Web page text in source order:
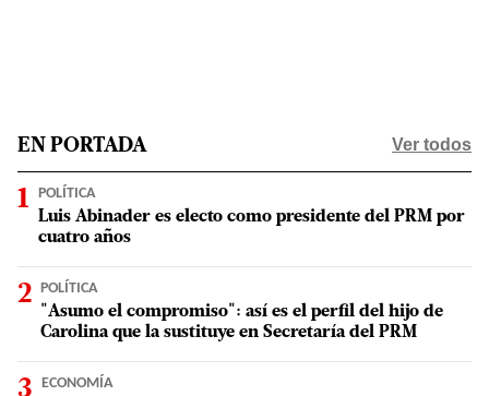
EN PORTADA Ver todos
POLÍTICA
Luis Abinader es electo como presidente del PRM por
cuatro años
POLÍTICA
"Asumo el compromiso": así es el perfil del hijo de
Carolina que la sustituye en Secretaría del PRM
ECONOMÍA